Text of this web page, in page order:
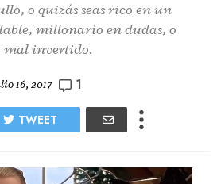
o quizás seas rico en un
millonario en dudas, o
mal invertido.
16, 2017 1
TWEET